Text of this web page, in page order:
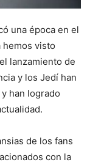
una época en el
visto
lanzamiento de
y los Jedí han
han logrado
de los fans
con la